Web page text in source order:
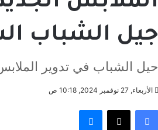
جيل الشباب
حيل الشباب في تدوير
الأربعاء, 27 نوفمبر 2024, 10:18 ص
فيسبوك